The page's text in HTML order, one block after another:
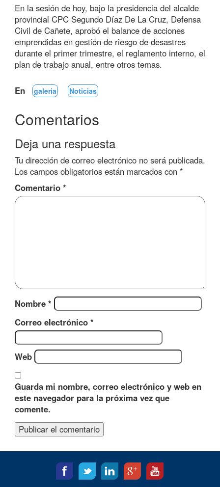
En la sesión de hoy, bajo la presidencia del alcalde
provincial CPC Segundo Díaz De La Cruz, Defensa
Civil de Cañete, aprobó el balance de acciones
emprendidas en gestión de riesgo de desastres
durante el primer trimestre, el reglamento interno, el
plan de trabajo anual, entre otros temas.
En galeria Noticias
Comentarios
Deja una respuesta
Tu dirección de correo electrónico no será publicada.
Los campos obligatorios están marcados con *
Comentario *
Nombre *
Correo electrónico *
Web
Guarda mi nombre, correo electrónico y web en
este navegador para la próxima vez que
comente.